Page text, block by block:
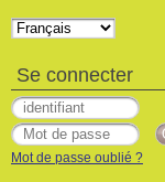
Se connecter
Mot de passe oublié ?